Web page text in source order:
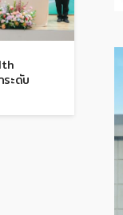
ะดับ